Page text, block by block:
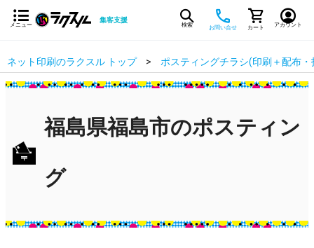
メニュー
集客支援
検索 お問い合せ カート アカウント
ネット印刷のラクスル トップ ポスティングチラシ(印刷＋配布・
福島県福島市のポスティン
グ